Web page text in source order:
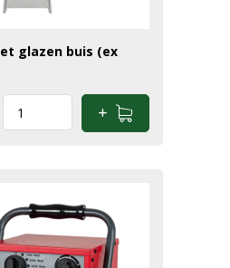
glazen buis (ex